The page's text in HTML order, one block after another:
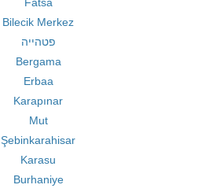
Bilecik Merkez
פטהייה
Bergama
Erbaa
Karapınar
Mut
Şebinkarahisar
Karasu
Burhaniye